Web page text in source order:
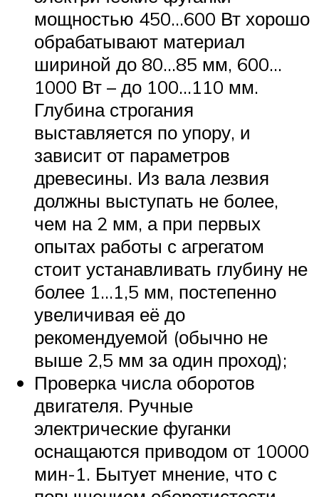
мощностью 450…600 Вт хорошо
обрабатывают материал
шириной до 80…85 мм, 600…
1000 Вт – до 100…110 мм.
Глубина строгания
выставляется по упору, и
зависит от параметров
древесины. Из вала лезвия
должны выступать не более,
чем на 2 мм, а при первых
опытах работы с агрегатом
стоит устанавливать глубину не
более 1…1,5 мм, постепенно
увеличивая её до
рекомендуемой (обычно не
выше 2,5 мм за один проход);
Проверка числа оборотов
двигателя. Ручные
электрические фуганки
оснащаются приводом от 10000
мин-1. Бытует мнение, что с